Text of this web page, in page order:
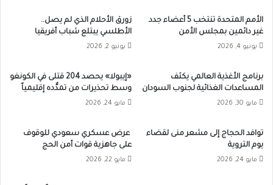
الأمم المتحدة تنتخب 5 أعضاء جدد
غير دائمين بمجلس الأمن
يونيو 4, 2026
زورق الأحلام الذي لم يصل..
الأطلسي يبتلع شباب أفريقيا
يونيو 2, 2026
برنامج الأغذية العالمي يكثف
المساعدات الغذائية لجنوب السودان
مايو 30, 2026
«إيبولا» يحصد 204 قتلى في الكونغو
وسط تحذيرات من تمدُّده إقليمياً
مايو 24, 2026
توافد الحجاج إلى مشعر منى لقضاء
يوم التروية
مايو 24, 2026
عرض عسكري سعودي للوقوف
على جاهزية قوات أمن الحج
مايو 22, 2026